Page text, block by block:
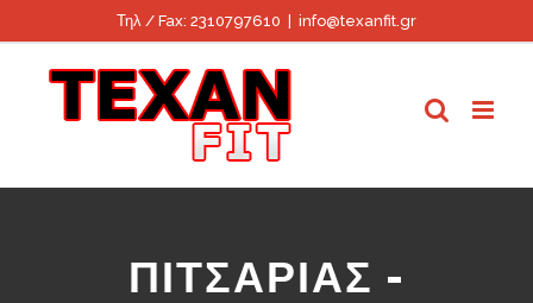
Τηλ / Fax: 2310797610 info@texanfit.gr
ΠΙΤΣΑΡΙΑΣ -